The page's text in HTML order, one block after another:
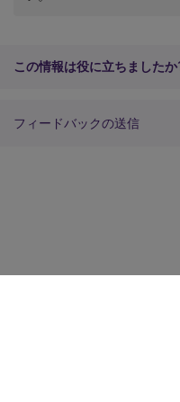
この情報は役に立ちましたか
フィードバックの送信